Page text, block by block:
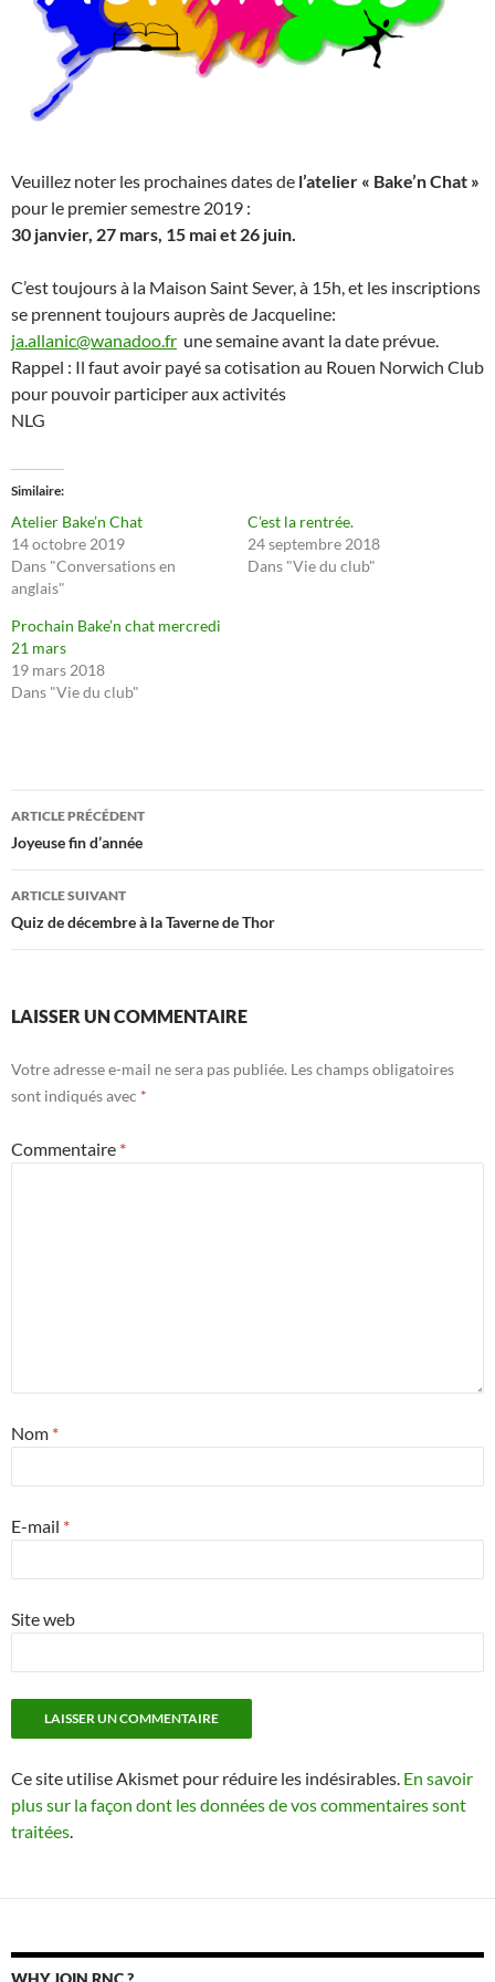
Veuillez noter les prochaines dates de l’atelier « Bake’n Chat »
pour le premier semestre 2019 :
30 janvier, 27 mars, 15 mai et 26 juin.
C’est toujours à la Maison Saint Sever, à 15h, et les inscriptions
se prennent toujours auprès de Jacqueline:
ja.allanic@wanadoo.fr une semaine avant la date prévue.
Rappel : Il faut avoir payé sa cotisation au Rouen Norwich Club
pour pouvoir participer aux activités
NLG
Similaire
Atelier Bake’n Chat
14 octobre 2019
Dans "Conversations en
anglais"
C’est la rentrée.
24 septembre 2018
Dans "Vie du club"
Prochain Bake’n chat mercredi
21 mars
19 mars 2018
Dans "Vie du club"
Navigation
des
articles
ARTICLE PRÉCÉDENT
Joyeuse fin d’année
ARTICLE SUIVANT
Quiz de décembre à la Taverne de Thor
LAISSER UN COMMENTAIRE
Votre adresse e-mail ne sera pas publiée. Les champs obligatoires
sont indiqués avec *
Commentaire *
Nom *
E-mail *
Site web
Ce site utilise Akismet pour réduire les indésirables. En savoir
plus sur la façon dont les données de vos commentaires sont
traitées
WHY JOIN RNC ?